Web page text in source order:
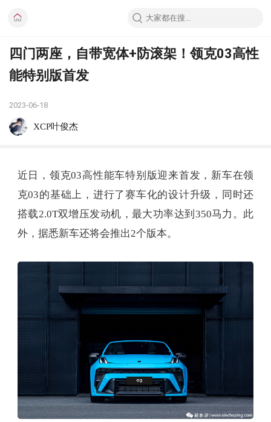
四门两座，自带宽体+防滚架！领克03高性
能特别版首发
2023-06-18
XCP叶俊杰
近日，领克03高性能车特别版迎来首发，新车在领
克03的基础上，进行了赛车化的设计升级，同时还
搭载2.0T双增压发动机，最大功率达到350马力。此
外，据悉新车还将会推出2个版本。